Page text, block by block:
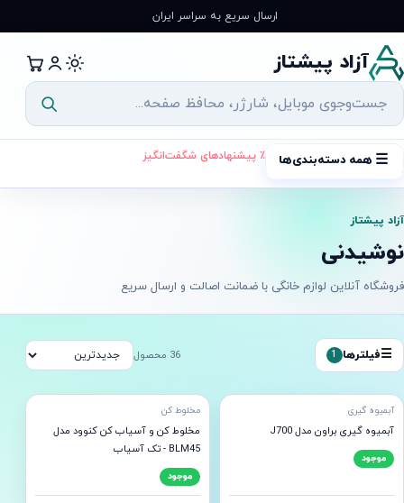
به
محتوا
ارسال سریع به سراسر ایران
آزاد پیشتاز
☰ همه دسته‌بندی‌ها ٪ پیشنهادهای شگفت‌انگیز
آزاد پیشتاز
نوشیدنی
فروشگاه آنلاین لوازم خانگی با ضمانت اصالت و ارسال سریع
☰فیلترها 1 36 محصول
آبمیوه گیری
آبمیوه گیری براون مدل J700
موجود
مخلوط کن
مخلوط کن و آسیاب کن کنوود مدل
BLM45 - تک آسیاب
موجود